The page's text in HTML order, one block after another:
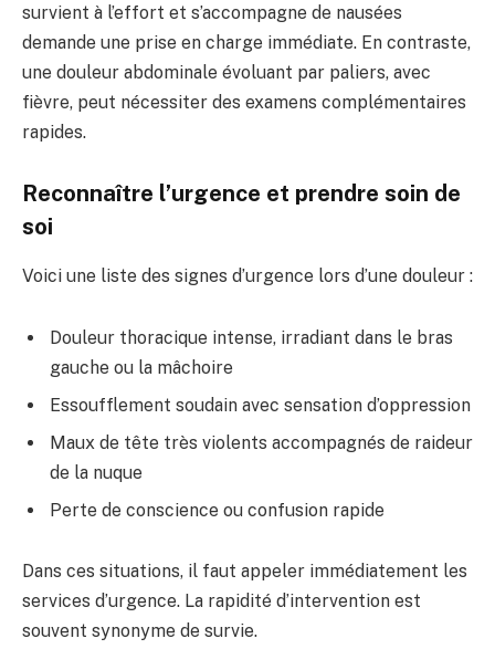
survient à l’effort et s’accompagne de nausées
demande une prise en charge immédiate. En contraste,
une douleur abdominale évoluant par paliers, avec
fièvre, peut nécessiter des examens complémentaires
rapides.
Reconnaître l’urgence et prendre soin de
soi
Voici une liste des signes d’urgence lors d’une douleur :
Douleur thoracique intense, irradiant dans le bras
gauche ou la mâchoire
Essoufflement soudain avec sensation d’oppression
Maux de tête très violents accompagnés de raideur
de la nuque
Perte de conscience ou confusion rapide
Dans ces situations, il faut appeler immédiatement les
services d’urgence. La rapidité d’intervention est
souvent synonyme de survie.